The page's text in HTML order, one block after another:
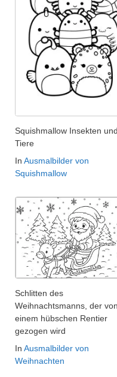
Squishmallow Insekten und
Tiere
In Ausmalbilder von
Squishmallow
Schlitten des
Weihnachtsmanns, der von
einem hübschen Rentier
gezogen wird
In Ausmalbilder von
Weihnachten